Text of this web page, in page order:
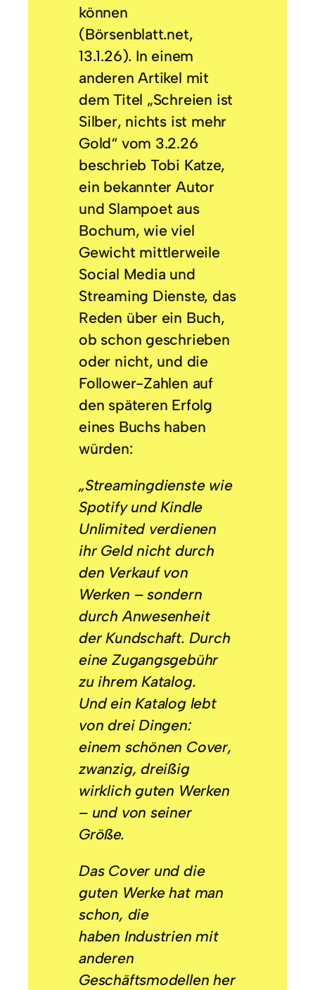
können
(Börsenblatt.net,
13.1.26). In einem
anderen Artikel mit
dem Titel „Schreien ist
Silber, nichts ist mehr
Gold“ vom 3.2.26
beschrieb Tobi Katze,
ein bekannter Autor
und Slampoet aus
Bochum, wie viel
Gewicht mittlerweile
Social Media und
Streaming Dienste, das
Reden über ein Buch,
ob schon geschrieben
oder nicht, und die
Follower-Zahlen auf
den späteren Erfolg
eines Buchs haben
würden:
„Streamingdienste wie
Spotify und Kindle
Unlimitedverdienen
ihr Geld nicht durch
den Verkauf von
Werken – sondern
durch Anwesenheit
der Kundschaft. Durch
eine Zugangsgebühr
zu ihrem Katalog.
Und ein Katalog lebt
von drei Dingen:
einem schönen Cover,
zwanzig, dreißig
wirklich guten Werken
– und von seiner
Größe.
Das Cover und die
guten Werke hat man
schon, die
haben Industrien mit
anderen
Geschäftsmodellen her